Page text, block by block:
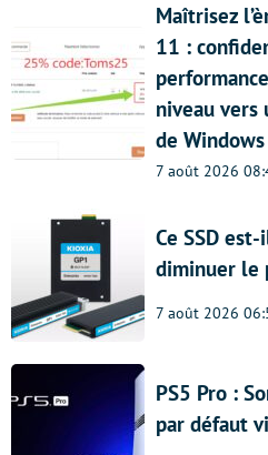
Maîtrisez
11 :
niveau vers
de
7 août 2026
Ce SSD
diminuer le
7 août 2026
PS5 Pro :
par défaut